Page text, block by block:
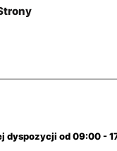
dyspozycji od 09:00 -